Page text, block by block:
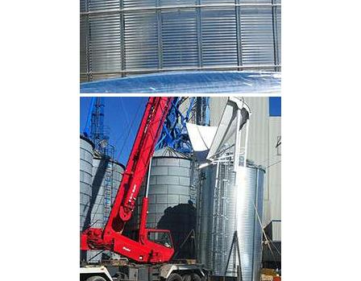
CLIQUEZ POUR AGRANDIR